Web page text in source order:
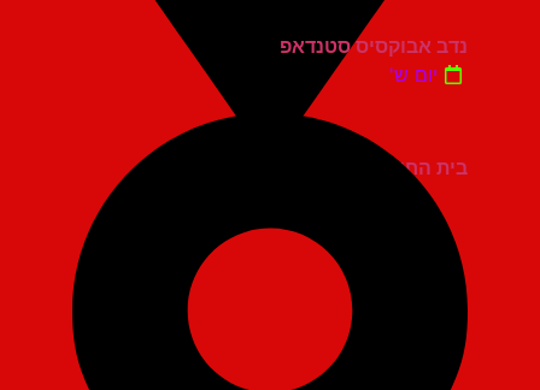
בית החייל תל אביב
נדב אבוקסיס סטנדאפ
יום ש'